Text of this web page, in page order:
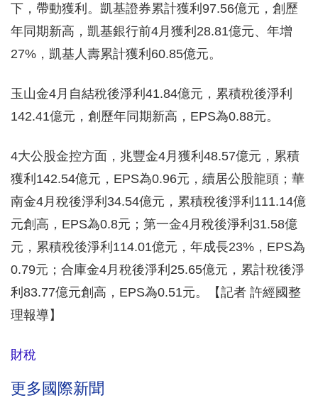
下，帶動獲利。凱基證券累計獲利97.56億元，創歷
年同期新高，凱基銀行前4月獲利28.81億元、年增
27%，凱基人壽累計獲利60.85億元。
玉山金4月自結稅後淨利41.84億元，累積稅後淨利
142.41億元，創歷年同期新高，EPS為0.88元。
4大公股金控方面，兆豐金4月獲利48.57億元，累積
獲利142.54億元，EPS為0.96元，續居公股龍頭；華
南金4月稅後淨利34.54億元，累積稅後淨利111.14億
元創高，EPS為0.8元；第一金4月稅後淨利31.58億
元，累積稅後淨利114.01億元，年成長23%，EPS為
0.79元；合庫金4月稅後淨利25.65億元，累計稅後淨
利83.77億元創高，EPS為0.51元。【記者 許經國整
理報導】
財稅
更多國際新聞